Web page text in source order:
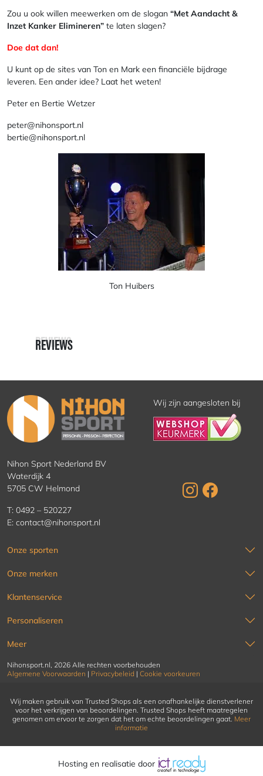
Zou u ook willen meewerken om de slogan “Met Aandacht &
Inzet Kanker Elimineren” te laten slagen?
Doe dat dan!
U kunt op de sites van Ton en Mark een financiële bijdrage
leveren. Een ander idee? Laat het weten!
Peter en Bertie Wetzer
peter@nihonsport.nl
bertie@nihonsport.nl
Ton Huibers
REVIEWS
REVIEWS
Wij zijn aangesloten bij
Nihon Sport Nederland BV
Waterdijk 4
5705 CW Helmond
T: 0492 – 520227
E: contact@nihonsport.nl
Onze sporten
Onze merken
Klantenservice
Personaliseren
Meer
Nihonsport.nl, 2026 Alle rechten voorbehouden
Algemene Voorwaarden | Privacybeleid | Cookie voorkeuren
Wij maken gebruik van Trusted Shops als een onafhankelijke dienstverlener
voor het verkrijgen van beoordelingen. Trusted Shops heeft maatregelen
genomen om ervoor te zorgen dat het om echte beoordelingen gaat. Meer
informatie
Hosting en realisatie door